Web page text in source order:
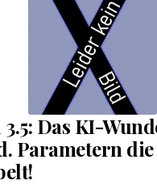
Das KI-
Parametern